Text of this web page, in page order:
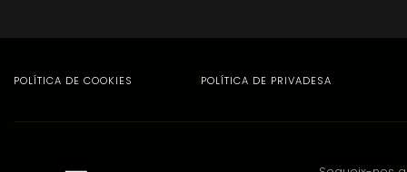
POLÍTICA DE COOKIES POLÍTICA DE PRIVADESA